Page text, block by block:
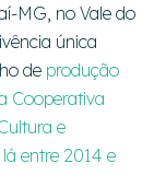
MG, no Vale do
única
de produção
Cooperativa
e
entre 2014 e